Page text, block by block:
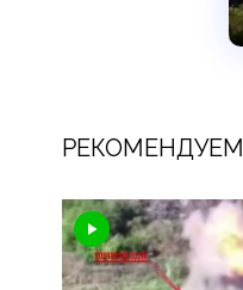
РЕКОМЕНДУЕМ